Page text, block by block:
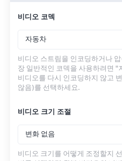
비디오 코덱
자동차
비디오 스트림을 인코딩하거나
장 일반적인 코덱을 사용하려면
비디오를 다시 인코딩하지 않고
않음)를 선택하세요.
비디오 크기 조절
변화 없음
비디오 크기를 어떻게 조정할지